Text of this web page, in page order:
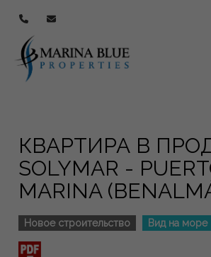
КВАРТИРА В
SOLYMAR -
MARINA
Новое строительство Вид на море